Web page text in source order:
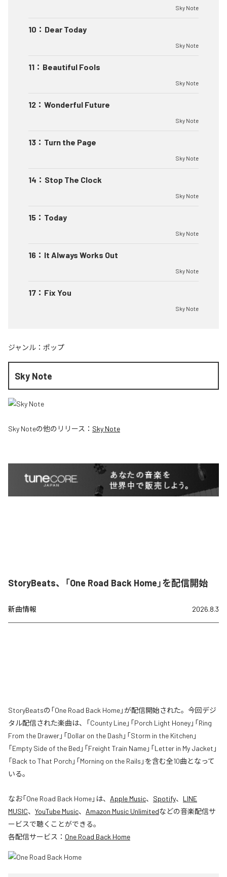
Sky Note
10 ： Dear Today
Sky Note
11 ： Beautiful Fools
Sky Note
12 ： Wonderful Future
Sky Note
13 ： Turn the Page
Sky Note
14 ： Stop The Clock
Sky Note
15 ： Today
Sky Note
16 ： It Always Works Out
Sky Note
17 ： Fix You
Sky Note
ジャンル： ポップ
Sky Note
Sky Noteの他のリリース： Sky Note
StoryBeats、「One Road Back Home」を配信開始
新曲情報 2026.8.3
StoryBeatsの「One Road Back Home」が配信開始された。今回デジ
タル配信された楽曲は、「County Line」「Porch Light Honey」「Ring
From the Drawer」「Dollar on the Dash」「Storm in the Kitchen」
「Empty Side of the Bed」「Freight Train Name」「Letter in My Jacket」
「Back to That Porch」「Morning on the Rails」を含む全10曲となって
いる。
なお「One Road Back Home」は、 Apple Music、 Spotify、 LINE
MUSIC、 YouTube Music、 Amazon Music Unlimitedなどの音楽配信サ
ービスで聴くことができる。
各配信サービス： One Road Back Home